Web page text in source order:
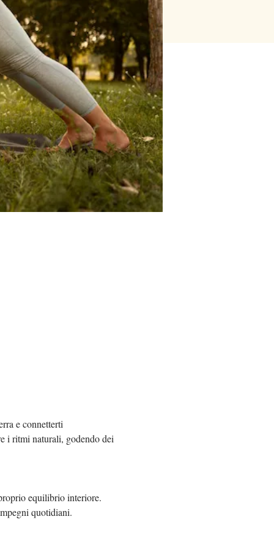
e connetterti
i ritmi naturali, godendo dei
equilibrio interiore.
quotidiani.